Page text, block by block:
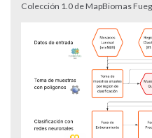
Colección 1.0 de MapBiomas